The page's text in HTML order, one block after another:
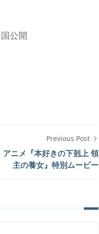
公開
Previous Post
アニメ『本好きの下剋上 領
主の養女』特別ムービー